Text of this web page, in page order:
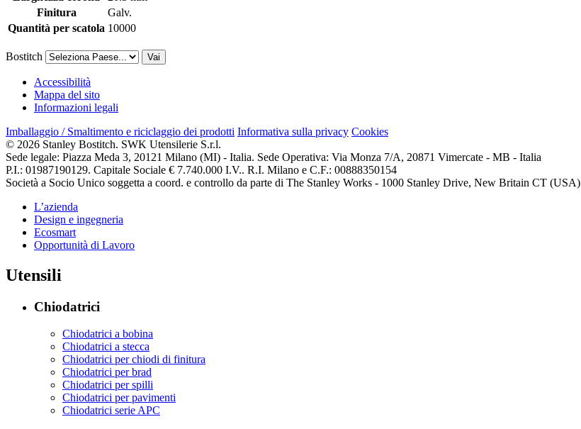
Finitura
Galv.
Quantità per scatola 10000
Bostitch Vai
Accessibilità
Mappa del sito
Informazioni legali
Imballaggio / Smaltimento e riciclaggio dei prodotti Informativa sulla privacy Cookies
© 2026 Stanley Bostitch. SWK Utensilerie S.r.l.
Sede legale: Piazza Meda 3, 20121 Milano (MI) - Italia. Sede Operativa: Via Monza 7/A, 20871 Vimercate - MB - Italia
P.I.: 01987190129. Capitale Sociale € 7.740.000 I.V.. R.I. Milano e C.F.: 00888350154
Società a Socio Unico soggetta a coord. e controllo da parte di The Stanley Works - 1000 Stanley Drive, New Britain CT (USA)
L’azienda
Design e ingegneria
Ecosmart
Opportunità di Lavoro
Utensili
Chiodatrici
Chiodatrici a bobina
Chiodatrici a stecca
Chiodatrici per chiodi di finitura
Chiodatrici per brad
Chiodatrici per spilli
Chiodatrici per pavimenti
Chiodatrici serie APC